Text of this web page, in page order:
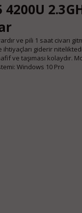
ve pili 1 saat civarı
giderir
ve taşıması kolaydır.
Windows 10 Pro